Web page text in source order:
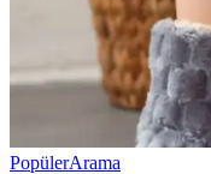
PopülerArama